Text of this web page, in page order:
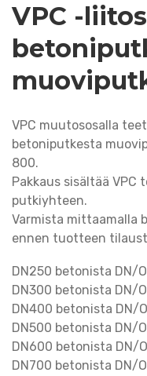
VPC -liitos
VPC muutososalla
betoniputkesta
800.
Pakkaus sisältää VPC
putkiyhteen.
Varmista mittaamalla
ennen tuotteen
DN250 betonista DN/
DN300 betonista DN/
DN400 betonista DN/
DN500 betonista DN/
DN600 betonista DN/
DN700 betonista DN/